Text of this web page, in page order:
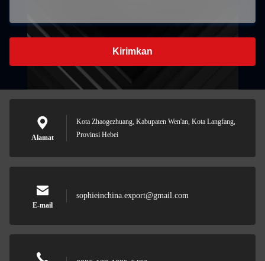
Kirimkan
Alamat
Kota Zhaogezhuang, Kabupaten Wen'an, Kota Langfang,
Provinsi Hebei
E-mail
sophieinchina.export@gmail.com